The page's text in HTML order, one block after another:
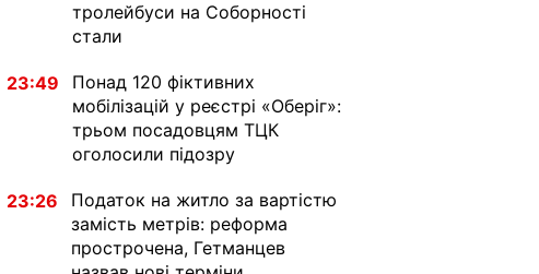
тролейбуси на Соборності
стали
23:49
Понад 120 фіктивних
мобілізацій у реєстрі «Оберіг»:
трьом посадовцям ТЦК
оголосили підозру
23:26
Податок на житло за вартістю
замість метрів: реформа
прострочена, Гетманцев